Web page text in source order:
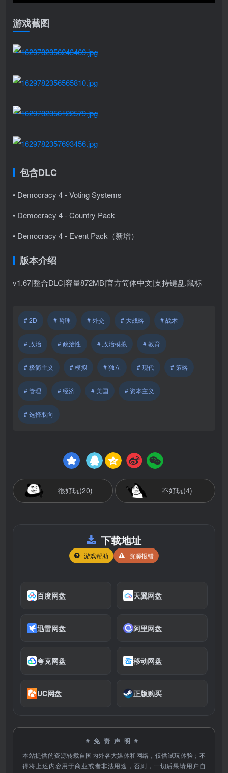
游戏截图
包含DLC
• Democracy 4 - Voting Systems
• Democracy 4 - Country Pack
• Democracy 4 - Event Pack（新增）
版本介绍
v1.67|整合DLC|容量872MB|官方简体中文|支持键盘.鼠标
# 2D # 哲理 # 外交 # 大战略 # 战术
# 政治 # 政治性 # 政治模拟 # 教育
# 极简主义 # 模拟 # 独立 # 现代 # 策略
# 管理 # 经济 # 美国 # 资本主义
# 选择取向
很好玩(20) 不好玩(4)
下载地址
游戏帮助 资源报错
百度网盘 天翼网盘
迅雷网盘 阿里网盘
夸克网盘 移动网盘
UC网盘 正版购买
#免责声明#
本站提供的资源转载自国内外各大媒体和网络，仅供试玩体验；不
得将上述内容用于商业或者非法用途，否则，一切后果请用户自